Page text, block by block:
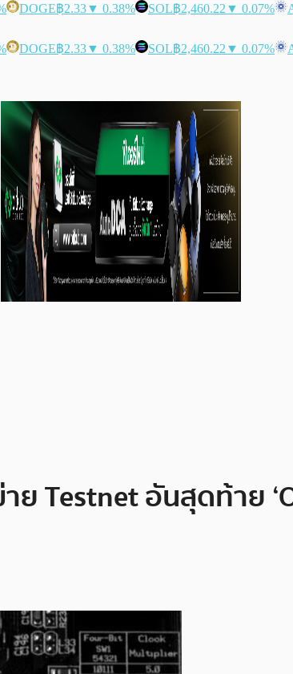
DOGE฿2.33▼ 0.38% SOL฿2,460.22 ▼ 0.07%
DOGE฿2.33▼ 0.38% SOL฿2,460.22 ▼ 0.07%
ย Testnet อันสุดท้าย